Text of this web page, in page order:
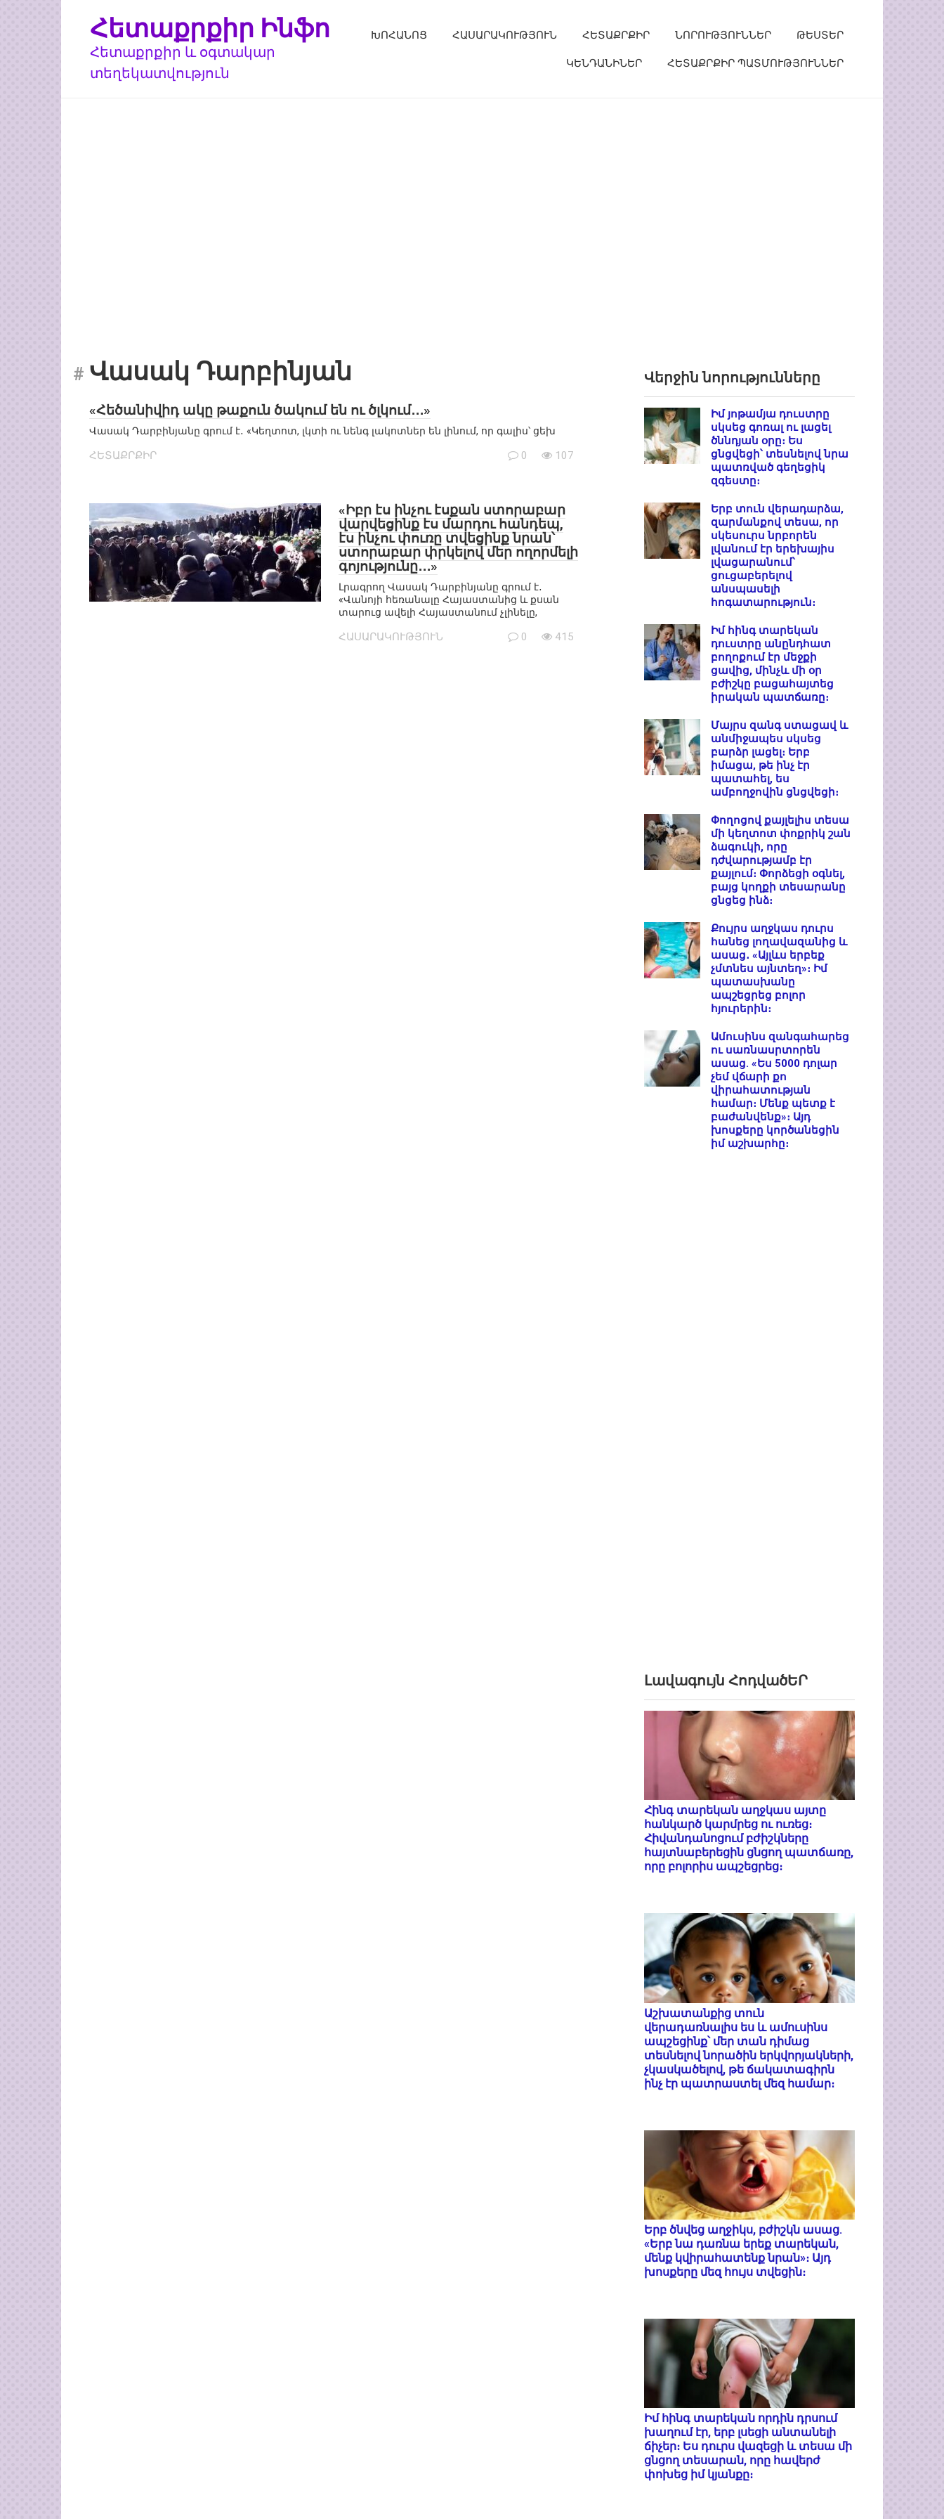
Հետաքրքիր Ինֆո
Հետաքրքիր և օգտակար
տեղեկատվություն
ԽՈՀԱՆՈՑ ՀԱՍԱՐԱԿՈՒԹՅՈՒՆ ՀԵՏԱՔՐՔԻՐ ՆՈՐՈՒԹՅՈՒՆՆԵՐ ԹԵՍՏԵՐ
ԿԵՆԴԱՆԻՆԵՐ ՀԵՏԱՔՐՔԻՐ ՊԱՏՄՈՒԹՅՈՒՆՆԵՐ
Վասակ Դարբինյան
«Հեծանիվիդ ակը թաքուն ծակում են ու ծլկում․․․»
Վասակ Դարբինյանը գրում է․ «Կեղտոտ, լկտի ու նենգ լակոտներ են լինում, որ գալիս՝ ցեխ
ՀԵՏԱՔՐՔԻՐ 0 107
«Իբր էս ինչու էսքան ստորաբար
վարվեցինք էս մարդու հանդեպ,
էս ինչու փուռը տվեցինք նրան՝
ստորաբար փրկելով մեր ողորմելի
գոյությունը․․․»
Լրագրող Վասակ Դարբինյանը գրում է․
«Վանոյի հեռանալը Հայաստանից և քսան
տարուց ավելի Հայաստանում չլինելը,
ՀԱՍԱՐԱԿՈՒԹՅՈՒՆ 0 415
Վերջին նորությունները
Իմ յոթամյա դուստրը
սկսեց գոռալ ու լացել
ծննդյան օրը։ Ես
ցնցվեցի՝ տեսնելով նրա
պատռված գեղեցիկ
զգեստը։
Երբ տուն վերադարձա,
զարմանքով տեսա, որ
սկեսուրս նրբորեն
լվանում էր երեխայիս
լվացարանում՝
ցուցաբերելով
անսպասելի
հոգատարություն։
Իմ հինգ տարեկան
դուստրը անընդհատ
բողոքում էր մեջքի
ցավից, մինչև մի օր
բժիշկը բացահայտեց
իրական պատճառը։
Մայրս զանգ ստացավ և
անմիջապես սկսեց
բարձր լացել։ Երբ
իմացա, թե ինչ էր
պատահել, ես
ամբողջովին ցնցվեցի։
Փողոցով քայլելիս տեսա
մի կեղտոտ փոքրիկ շան
ձագուկի, որը
դժվարությամբ էր
քայլում։ Փորձեցի օգնել,
բայց կողքի տեսարանը
ցնցեց ինձ։
Քույրս աղջկաս դուրս
հանեց լողավազանից և
ասաց․ «Այլևս երբեք
չմտնես այնտեղ»։ Իմ
պատասխանը
ապշեցրեց բոլոր
հյուրերին։
Ամուսինս զանգահարեց
ու սառնասրտորեն
ասաց. «Ես 5000 դոլար
չեմ վճարի քո
վիրահատության
համար։ Մենք պետք է
բաժանվենք»։ Այդ
խոսքերը կործանեցին
իմ աշխարհը։
Լավագույն ՀոդվածԵՐ
Հինգ տարեկան աղջկաս այտը
հանկարծ կարմրեց ու ուռեց։
Հիվանդանոցում բժիշկները
հայտնաբերեցին ցնցող պատճառը,
որը բոլորիս ապշեցրեց։
Աշխատանքից տուն
վերադառնալիս ես և ամուսինս
ապշեցինք՝ մեր տան դիմաց
տեսնելով նորածին երկվորյակների,
չկասկածելով, թե ճակատագիրն
ինչ էր պատրաստել մեզ համար։
Երբ ծնվեց աղջիկս, բժիշկն ասաց.
«Երբ նա դառնա երեք տարեկան,
մենք կվիրահատենք նրան»։ Այդ
խոսքերը մեզ հույս տվեցին։
Իմ հինգ տարեկան որդին դրսում
խաղում էր, երբ լսեցի անտանելի
ճիչեր։ Ես դուրս վազեցի և տեսա մի
ցնցող տեսարան, որը հավերժ
փոխեց իմ կյանքը։